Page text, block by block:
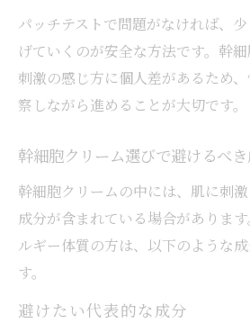
パッチテストで問題がなければ、
げていくのが安全な方法です。幹
刺激の感じ方に個人差があるため
察しながら進めることが大切です。
幹細胞クリーム選びで避けるべ
幹細胞クリームの中には、肌に刺
成分が含まれている場合がありま
ルギー体質の方は、以下のような
す。
避けたい代表的な成分